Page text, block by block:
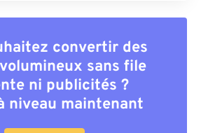
convertir des
sans file
ni publicités ?
niveau maintenant